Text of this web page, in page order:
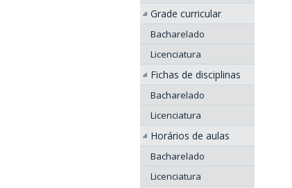
Grade curricular
Bacharelado
Licenciatura
Fichas de disciplinas
Bacharelado
Licenciatura
Horários de aulas
Bacharelado
Licenciatura